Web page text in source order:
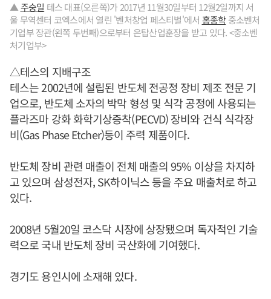
▲주숭일 테스 대표(오른쪽)가 2017년 11월30일부터 12월2일까지 서
울 무역센터 코엑스에서 열린 '벤처창업 페스티벌'에서 홍종학중소벤처
기업부 장관(왼쪽 두번째)으로부터 은탑산업훈장을 받고 있다. <중소벤
처기업부>
△테스의 지배구조
테스는 2002년에 설립된 반도체 전공정 장비 제조 전문 기
업으로, 반도체 소자의 박막 형성 및 식각 공정에 사용되는
플라즈마 강화 화학기상증착(PECVD) 장비와 건식 식각장
비(Gas Phase Etcher)등이 주력 제품이다.
반도체 장비 관련 매출이 전체 매출의 95% 이상을 차지하
고 있으며 삼성전자, SK하이닉스 등을 주요 매출처로 하고
있다.
2008년 5월20일 코스닥 시장에 상장됐으며 독자적인 기술
력으로 국내 반도체 장비 국산화에 기여했다.
경기도 용인시에 소재해 있다.